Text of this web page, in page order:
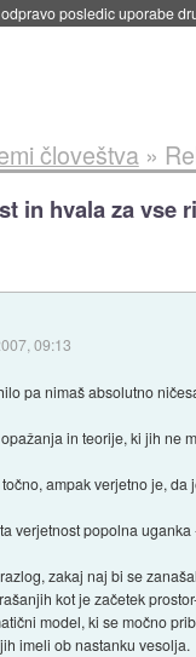
model umetne
človeštva»
in hvala za vse
09:13
pa nimaš absolutno
in teorije, ki jih ne
ampak verjetno je, da
verjetnost popolna
zakaj naj bi se
kot je začetek
model, ki se močno
imeli ob nastanku vesolja.